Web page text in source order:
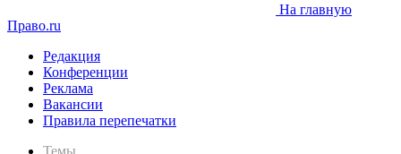
На главную
Право.ru
Редакция
Конференции
Реклама
Вакансии
Правила перепечатки
Темы